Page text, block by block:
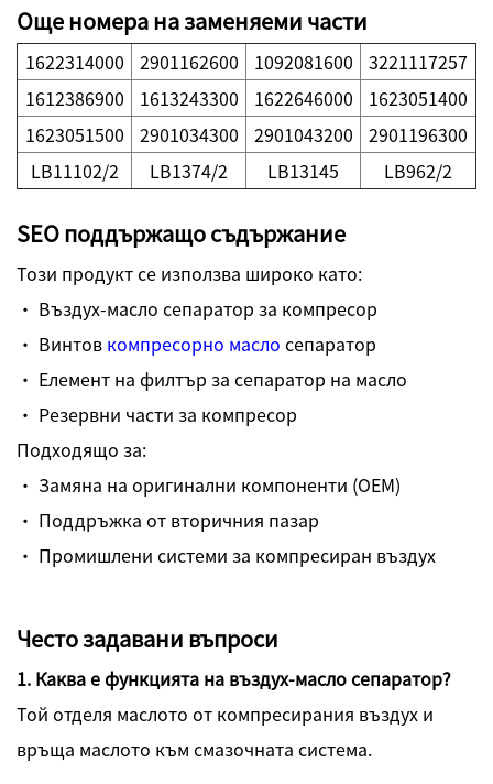
Още номера на заменяеми части
1622314000 2901162600 1092081600
3221117257
1612386900
1613243300 1622646000
1623051400
1623051500
2901034300 2901043200
2901196300
LB11102/2
LB1374/2 LB13145 LB962/2
SEO поддържащо съдържание
Този продукт се използва широко като:
· Въздух-масло сепаратор за компресор
· Винтов компресорно масло сепаратор
· Елемент на филтър за сепаратор на масло
· Резервни части за компресор
Подходящо за:
· Замяна на оригинални компоненти (OEM)
· Поддръжка от вторичния пазар
· Промишлени системи за компресиран въздух
Често задавани въпроси
1. Каква е функцията на въздух-масло сепаратор?
Той отделя маслото от компресирания въздух и
връща маслото към смазочната система.